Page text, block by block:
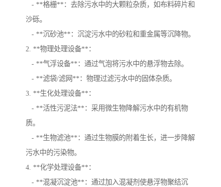
- **格栅**：去除污水中的大颗粒杂质，如布料碎片和
沙砾。
- **沉砂池**：沉淀污水中的砂粒和重金属等沉降物。
2. **物理处理设备**：
- **气浮设备**：通过气泡将污水中的悬浮物去除。
- **滤袋/滤网**：物理过滤污水中的固体杂质。
3. **生化处理设备**：
- **活性污泥法**：采用微生物降解污水中的有机物
质。
- **生物滤池**：通过生物膜的附着生长，进一步降解
污水中的污染物。
4. **化学处理设备**：
- **混凝沉淀池**：通过加入混凝剂使悬浮物聚结沉